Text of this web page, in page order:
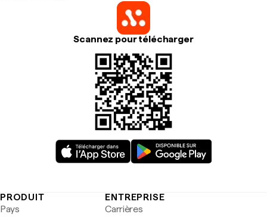
Scannez pour télécharger
PRODUIT
Pays
ENTREPRISE
Carrières